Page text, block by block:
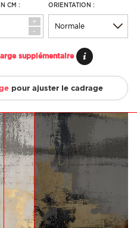
CM :
+
-
ORIENTATION :
supplémentaire
pour ajuster le cadrage